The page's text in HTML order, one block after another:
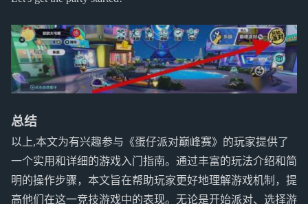
总结
以上,本文为有兴趣参与《蛋仔派对巅峰赛》的玩家提供了
一个实用和详细的游戏入门指南。通过丰富的玩法介绍和简
明的操作步骤，本文旨在帮助玩家更好地理解游戏机制，提
高他们在这一竞技游戏中的表现。无论是开始派对、选择游